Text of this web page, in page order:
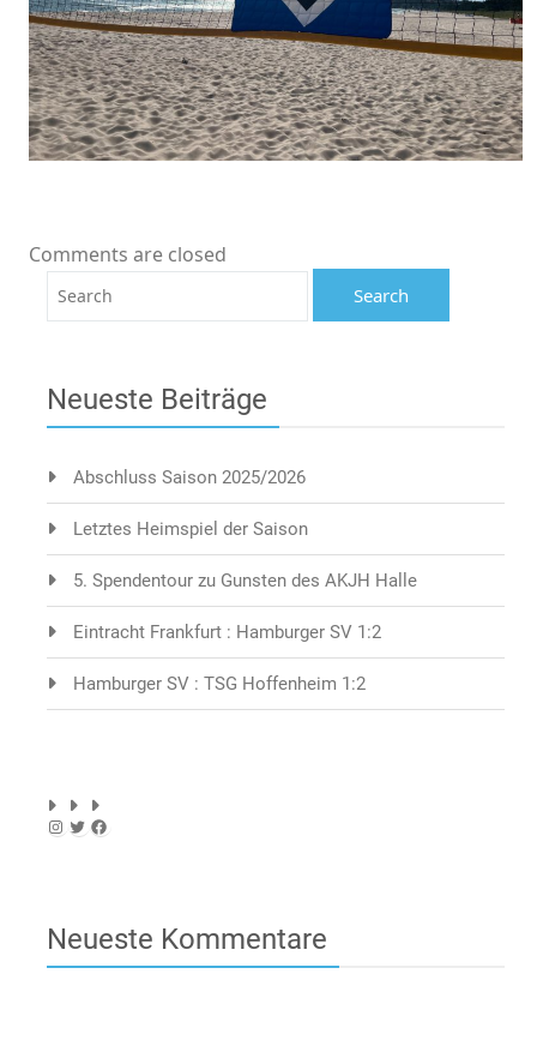
Comments are closed
Neueste Beiträge
Abschluss Saison 2025/2026
Letztes Heimspiel der Saison
5. Spendentour zu Gunsten des AKJH Halle
Eintracht Frankfurt : Hamburger SV 1:2
Hamburger SV : TSG Hoffenheim 1:2
Instagram
TwitterFacebook
Neueste Kommentare